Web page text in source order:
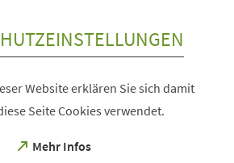
Website erklären Sie sich damit
Seite Cookies verwendet.
Mehr Infos
(Öffnet